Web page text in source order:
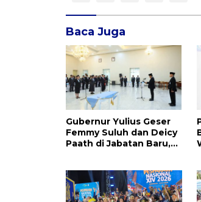
Baca Juga
Gubernur Yulius Geser
Femmy Suluh dan Deicy
Paath di Jabatan Baru,